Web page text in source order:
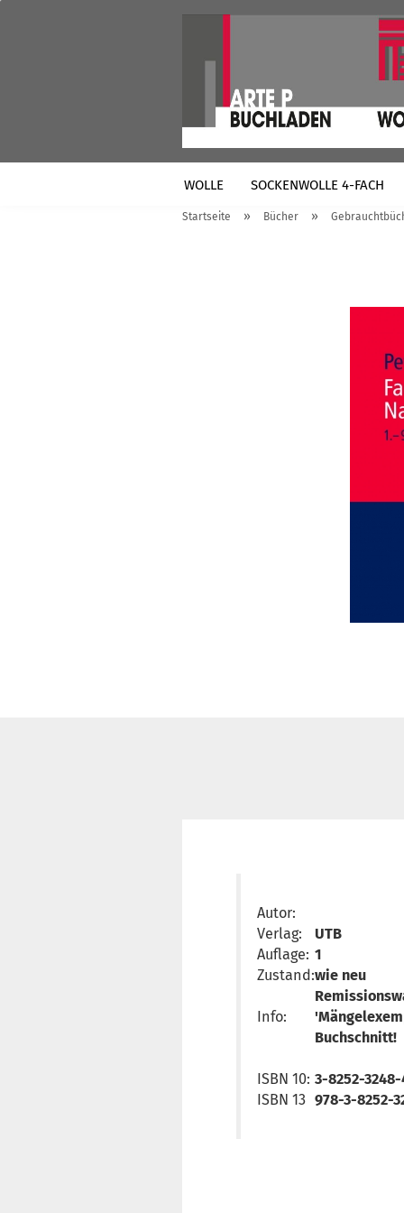
WOLLE SOCKENWOLLE 4-FACH
Startseite » Bücher »
Autor:
Verlag:
UTB
Auflage: 1
Zustand:wie neu
Info:
Buchschnitt!
ISBN 10: 3-8252-
ISBN 13 978-3-8252-